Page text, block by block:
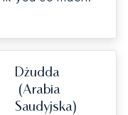
Dżudda
(Arabia
Saudyjska)